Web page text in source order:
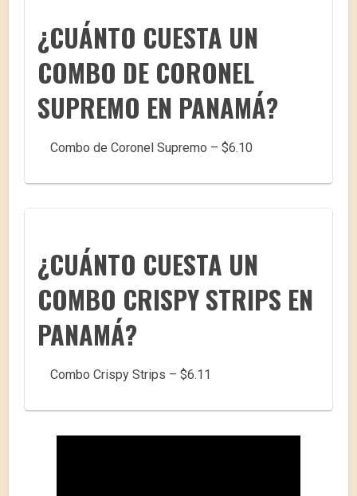
¿CUÁNTO CUESTA UN
COMBO DE CORONEL
SUPREMO EN PANAMÁ?
Combo de Coronel Supremo – $6.10
¿CUÁNTO CUESTA UN
COMBO CRISPY STRIPS EN
PANAMÁ?
Combo Crispy Strips – $6.11